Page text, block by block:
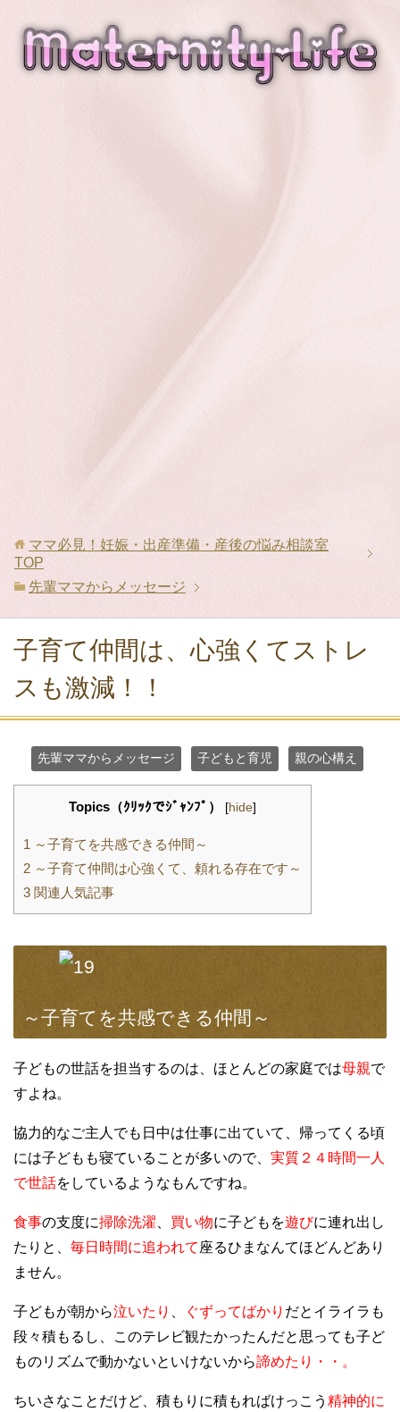
ママ必見！妊娠・出産準備・産後の悩み相談室
TOP
先輩ママからメッセージ
子育て仲間は、心強くてストレ
スも激減！！
先輩ママからメッセージ 子どもと育児 親の心構え
Topics（ｸﾘｯｸでｼﾞｬﾝﾌﾟ） [hide]
1 ～子育てを共感できる仲間～
2 ～子育て仲間は心強くて、頼れる存在です～
3 関連人気記事
～子育てを共感できる仲間～
子どもの世話を担当するのは、ほとんどの家庭では母親で
すよね。
協力的なご主人でも日中は仕事に出ていて、帰ってくる頃
には子どもも寝ていることが多いので、 実質２４時間一人
で世話をしているようなもんですね。
食事の支度に掃除洗濯 買い物に子どもを遊びに連れ出し
たりと、 毎日時間に追われて 座るひまなんてほどんどあり
ません。
子どもが朝から泣いたり ぐずってばかり だとイライラも
段々積もるし、このテレビ観たかったんだと思っても子ど
ものリズムで動かないといけないから諦めたり・・。
ちいさなことだけど、積もりに積もればけっこう 精神的に